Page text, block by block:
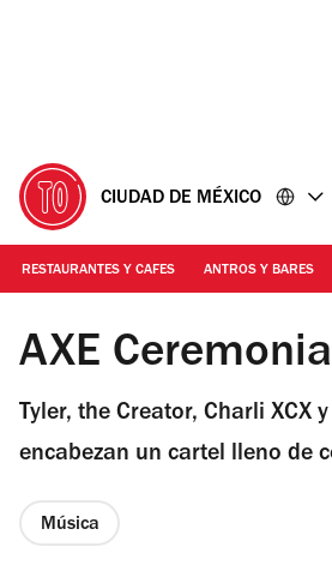
CIUDAD DE MÉXICO
RESTAURANTES Y CAFES ANTROS Y BARES
Foto: Time Out
AXE Ceremonia
Tyler, the Creator, Charli XCX
encabezan un cartel lleno de
Música